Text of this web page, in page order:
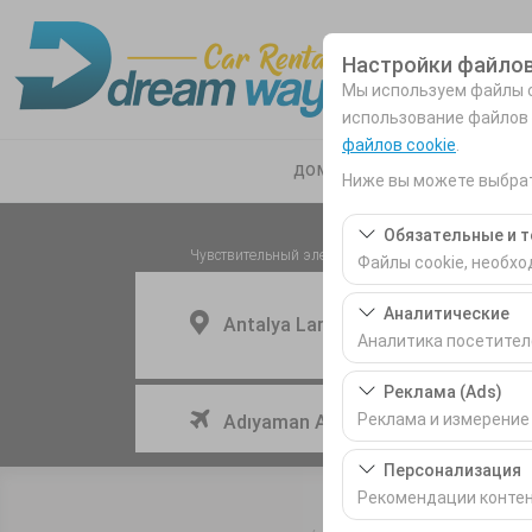
Настройки
Мы используем файлы
использование
файлов cookie
Ниже вы можете
Обязательные и
Файлы cookie,
Эти файлы cookie
базовых функций. Их
Аналитические
Аналитика
Эти файлы cookie
самые посещаемые
производительности
Реклама (Ads)
Реклама и
Эти файлы cookie
интересами и
кликабельности).
Персонализация
Рекомендации
домашняя страница
Чувствительный элемент
Antalya Lara
Указать другое место возврата машины
Adıyaman Airport